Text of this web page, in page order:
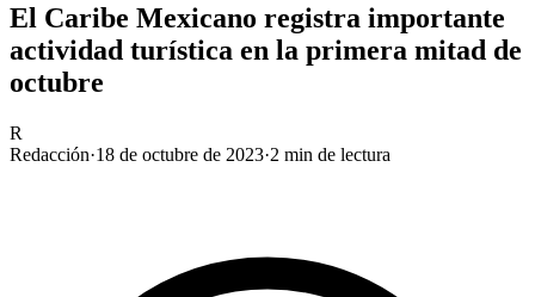
El Caribe Mexicano registra importante
actividad turística en la primera mitad de
octubre
R
Redacción·18 de octubre de 2023·2 min de lectura